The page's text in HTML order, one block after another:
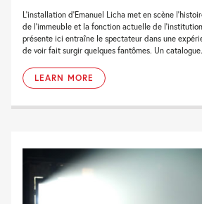
L’installation d’Emanuel Licha met en scène
de l’immeuble et la fonction actuelle de
présente ici entraîne le spectateur dans une
de voir fait surgir quelques fantômes. Un
LEARN MORE